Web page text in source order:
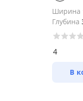
Ширина
Глубина
4
В